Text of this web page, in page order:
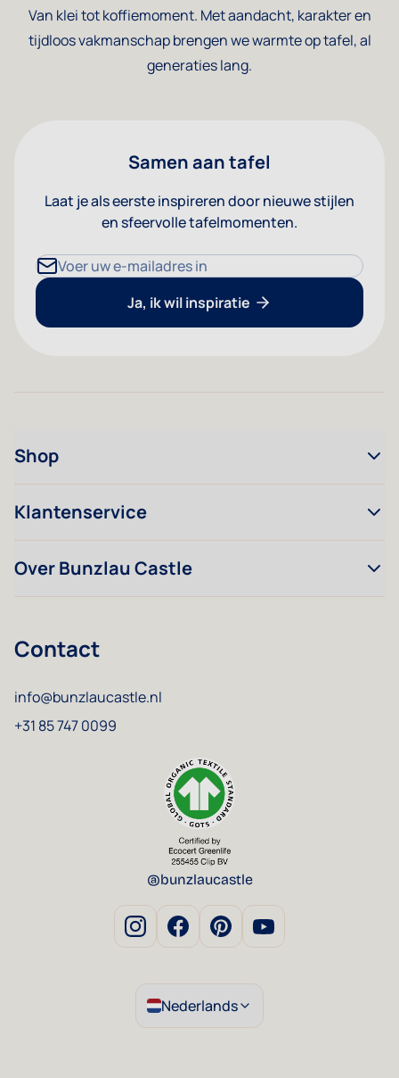
Van klei tot koffiemoment. Met aandacht, karakter en
tijdloos vakmanschap brengen we warmte op tafel, al
generaties lang.
Samen aan tafel
Laat je als eerste inspireren door nieuwe stijlen
en sfeervolle tafelmomenten.
E-mailadres
Ja, ik wil inspiratie
Shop
Klantenservice
Over Bunzlau Castle
Contact
info@bunzlaucastle.nl
+31 85 747 0099
@bunzlaucastle
Nederlands